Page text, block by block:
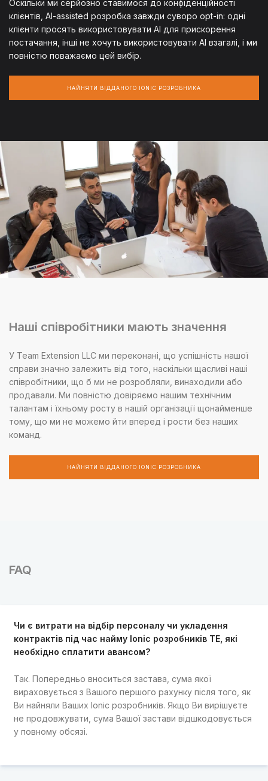
Оскільки ми серйозно ставимося до конфіденційності
клієнтів, AI-assisted розробка завжди суворо opt-in: одні
клієнти просять використовувати AI для прискорення
постачання, інші не хочуть використовувати AI взагалі, і ми
повністю поважаємо цей вибір.
НАЙНЯТИ ВІДДАНОГО IONIC РОЗРОБНИКА
Наші співробітники мають значення
У Team Extension LLC ми переконані, що успішність нашої
справи значно залежить від того, наскільки щасливі наші
співробітники, що б ми не розробляли, винаходили або
продавали. Ми повністю довіряємо нашим технічним
талантам і їхньому росту в нашій організації щонайменше
тому, що ми не можемо йти вперед і рости без наших
команд.
НАЙНЯТИ ВІДДАНОГО IONIC РОЗРОБНИКА
FAQ
Чи є витрати на відбір персоналу чи укладення
контрактів під час найму Ionic розробників TE, які
необхідно сплатити авансом?
Так. Попередньо вноситься застава, сума якої
вираховується з Вашого першого рахунку після того, як
Ви найняли Ваших Ionic розробників. Якщо Ви вирішуєте
не продовжувати, сума Вашої застави відшкодовується
у повному обсязі.